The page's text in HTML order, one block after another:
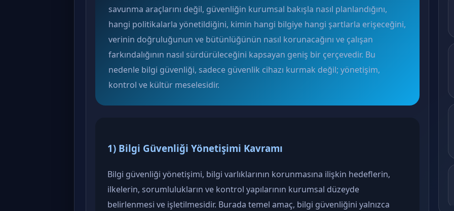
savunma araçlarını değil, güvenliğin kurumsal bakışla nasıl planlandığını,
hangi politikalarla yönetildiğini, kimin hangi bilgiye hangi şartlarla erişeceğini,
verinin doğruluğunun ve bütünlüğünün nasıl korunacağını ve çalışan
farkındalığının nasıl sürdürüleceğini kapsayan geniş bir çerçevedir. Bu
nedenle bilgi güvenliği, sadece güvenlik cihazı kurmak değil; yönetişim,
kontrol ve kültür meselesidir.
1) Bilgi Güvenliği Yönetişimi Kavramı
Bilgi güvenliği yönetişimi, bilgi varlıklarının korunmasına ilişkin hedeflerin,
ilkelerin, sorumlulukların ve kontrol yapılarının kurumsal düzeyde
belirlenmesi ve işletilmesidir. Burada temel amaç, bilgi güvenliğini yalnızca